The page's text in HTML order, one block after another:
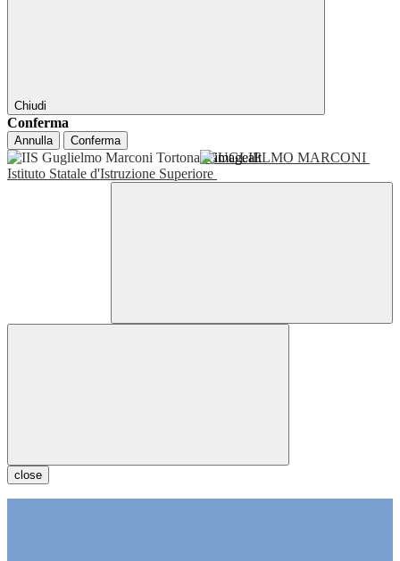
Chiudi
Conferma
Annulla Conferma
GUGLIELMO MARCONI
Istituto Statale d'Istruzione Superiore
close